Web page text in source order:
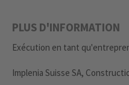
PLUS D'INFORMATION
Exécution en tant
Implenia Suisse SA,